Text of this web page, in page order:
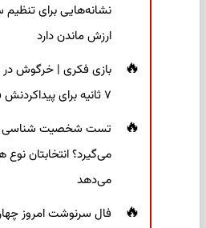
نشانه‌هایی برای
ارزش ماندن دارد
بازی فکری | خرگوش در
۷ ثانیه برای پیداکردنش فرصت دارید
تست شخصیت شناسی |
می‌گیرد؟ انتخابتان
می‌دهد